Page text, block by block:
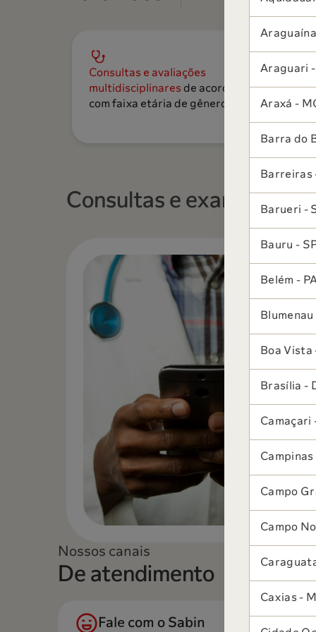
Consultas e avaliações
multidisciplinares de acordo
com faixa etária de gênero
de
Consultas e exames
Nossos canais
De atendimento
Fale com o Sabin
Araguaína
Araguari -
Araxá -
Barra do
Barreiras
Barueri -
Bauru -
Belém -
Blumenau
Boa Vista
Brasília -
Camaçari
Campinas
Campo
Campo
Caxias -